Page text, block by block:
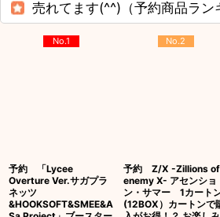
売れてます(^^)（予約商品ラン
No.1
予約 「Lycee
Overture Ver.サガプラ
ネッツ
&HOOKSOFT&SMEE&A
No.2
予約 Z/X -Zillions of
enemy X- アセンショ
ン・サマー 1カート
(12BOX）カートンで